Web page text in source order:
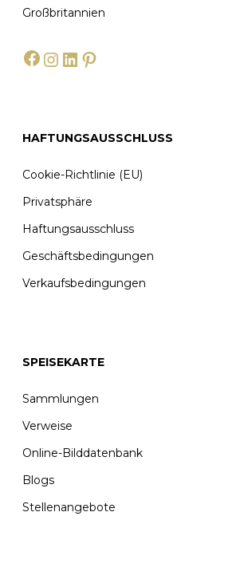
Großbritannien
Facebook
Instagram
LinkedIn
HAFTUNGSAUSSCHLUSS
Cookie-Richtlinie (EU)
Privatsphäre
Haftungsausschluss
Geschäftsbedingungen
Verkaufsbedingungen
SPEISEKARTE
Sammlungen
Verweise
Online-Bilddatenbank
Blogs
Stellenangebote